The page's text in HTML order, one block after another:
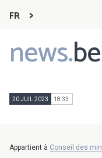
FR
news.
Main
navigation
20 JUIL 2023 18:33
Appartient à Conseil des